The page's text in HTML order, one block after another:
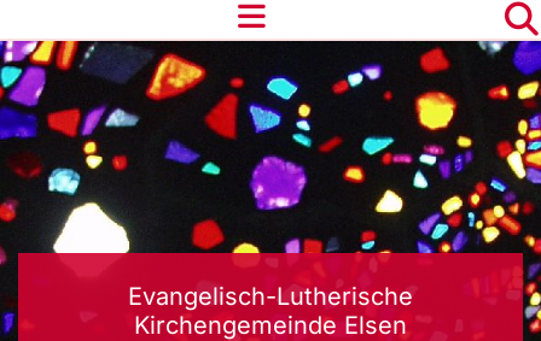
Evangelisch-Lutherische
Kirchengemeinde Elsen